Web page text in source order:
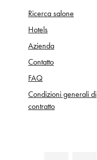
Ricerca salone
Hotels
Azienda
Contatto
FAQ
Condizioni generali di
contratto